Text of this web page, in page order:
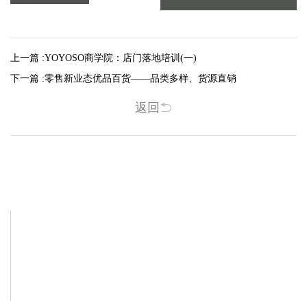
上一篇 :YOYOSO商学院：店门落地培训(一)
下一篇 :零售新业态优品百货——品类多样、货源直销
返回